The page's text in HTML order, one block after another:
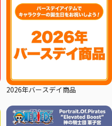
2026年バースデイ商品